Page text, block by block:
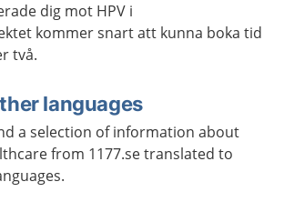
dig mot HPV i
kommer snart att kunna boka tid
två.
languages
a selection of information about
from 1177.se translated to